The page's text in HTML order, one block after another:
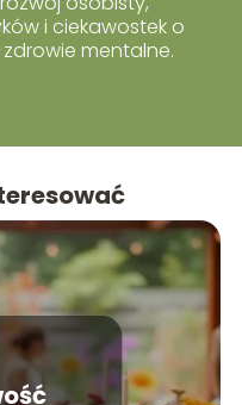
i ciekawostek o
mentalne.